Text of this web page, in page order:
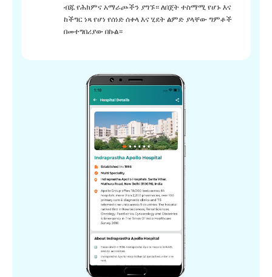
ብጁ የሕክምና አማራጮችን ያግኙ። ለበጀት ተስማሚ የሆኑ እና
ከችግር ነጻ የሆነ የሰነድ ሰቀላ እና ሂደት ልምድ ያላቸው ግምቶች
በመተግበሪያው በኩል።